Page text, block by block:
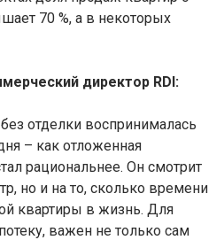
70 %, а в некоторых
директор RDI:
отделки воспринималась
– как отложенная
рациональнее. Он смотрит
но и на то, сколько времени
квартиры в жизнь. Для
важен не только сам